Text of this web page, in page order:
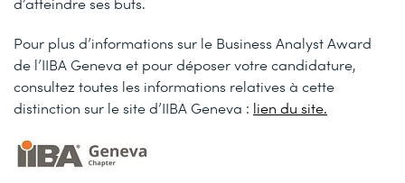
Pour plus d’informations sur le Business Analyst Award
de l’IIBA Geneva et pour déposer votre candidature,
consultez toutes les informations relatives à cette
distinction sur le site d’IIBA Geneva : lien du site.